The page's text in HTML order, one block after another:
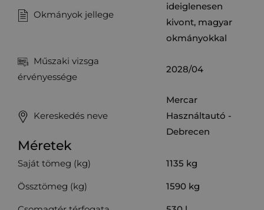
Okmányok jellege
ideiglenesen
kivont, magyar
okmányokkal
Műszaki vizsga
érvényessége
2028/04
Kereskedés neve
Mercar
Használtautó -
Debrecen
Méretek
Saját tömeg (kg) 1135 kg
Össztömeg (kg) 1590 kg